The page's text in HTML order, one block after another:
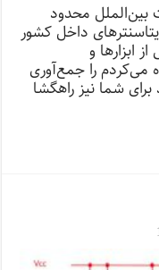
بین‌الملل محدود
داخل کشور
ابزارها و
می‌کردم را جمع‌آوری
شما نیز راهگشا